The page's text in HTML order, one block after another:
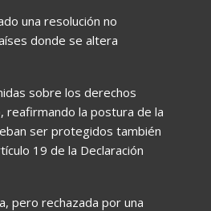
una resolución no
donde se altera
sobre los derechos
reafirmando la postura de la
ser protegidos también
19 de la Declaración
pero rechazada por una